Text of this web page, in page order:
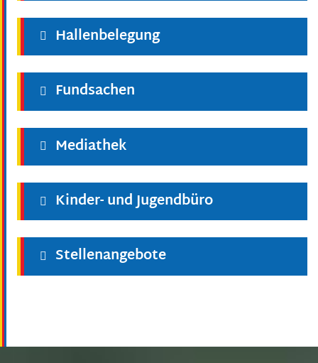
Hallenbelegung
Fundsachen
Mediathek
Kinder- und Jugendbüro
Stellenangebote